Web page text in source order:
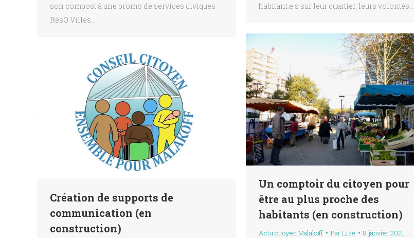
son compost à une promo de services civiques
RésO Villes…
habitant.e.s sur leur quartier, leurs volontés…
Un comptoir du citoyen pour
être au plus proche des
habitants (en construction)
Actu citoyen Malakoff ParLise 8 janvier 2021
Création de supports de
communication (en
construction)